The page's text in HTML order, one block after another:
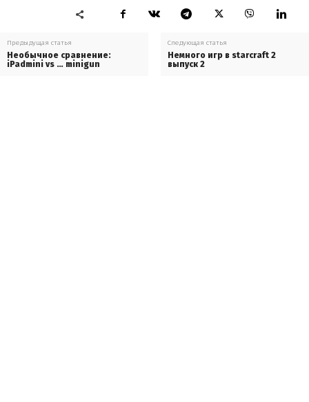
Предыдущая статья
Необычное сравнение:
iPadmini vs … minigun
Следующая статья
Немного игр в starcraft 2
выпуск 2